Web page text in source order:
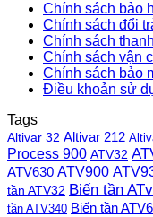
Chính sách bảo
Chính sách đổi
Chính sách
Chính sách vận
Chính sách bảo
Điều khoản sử
Tags
Altivar 32 Altivar 212
Process 900 ATV32
ATV630 ATV900
tần ATV32 Biến tần
tần ATV340 Biến tần